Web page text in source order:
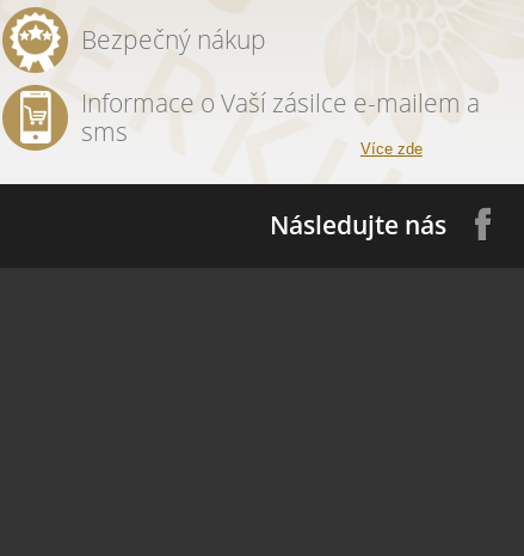
Bezpečný nákup
Informace o Vaší zásilce e-mailem a
sms
Více zde
Následujte nás